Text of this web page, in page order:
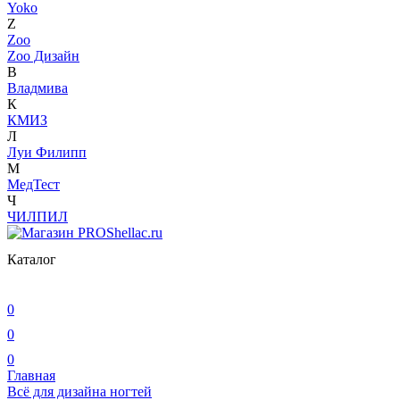
Yoko
Z
Zoo
Zoo Дизайн
В
Владмива
К
КМИЗ
Л
Луи Филипп
М
МедТест
Ч
ЧИЛПИЛ
Каталог
0
0
0
Главная
Всё для дизайна ногтей